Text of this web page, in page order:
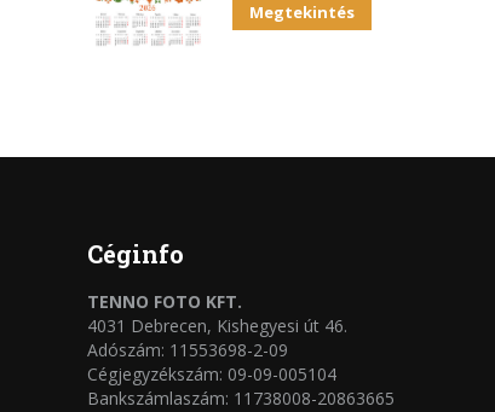
Megtekintés
Céginfo
TENNO FOTO KFT.
4031 Debrecen, Kishegyesi út 46.
Adószám: 11553698-2-09
Cégjegyzékszám: 09-09-005104
Bankszámlaszám: 11738008-20863665